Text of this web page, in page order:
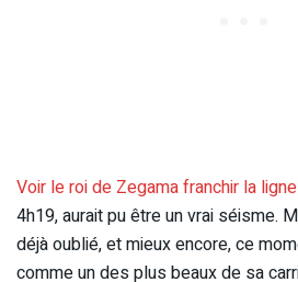
Voir le roi de Zegama franchir la
4h19, aurait pu être un vrai séisme.
déjà oublié, et mieux encore, ce
comme un des plus beaux de sa